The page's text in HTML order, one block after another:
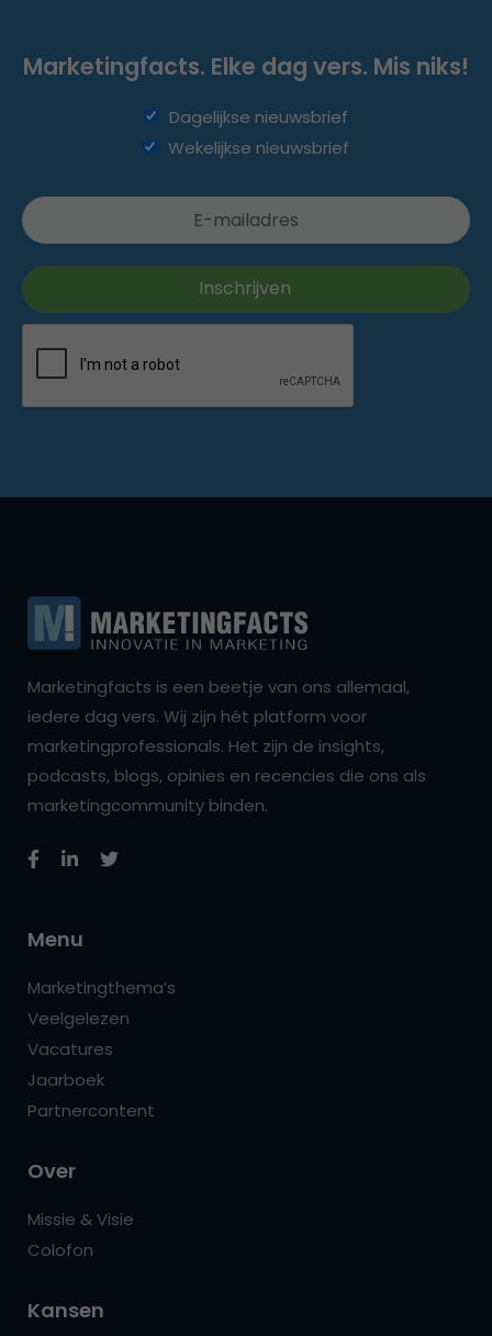
Marketingfacts. Elke dag vers. Mis niks!
Dagelijkse nieuwsbrief
Wekelijkse nieuwsbrief
Marketingfacts is een beetje van ons allemaal,
iedere dag vers. Wij zijn hét platform voor
marketingprofessionals. Het zijn de insights,
podcasts, blogs, opinies en recencies die ons als
marketingcommunity binden.
Menu
Marketingthema’s
Veelgelezen
Vacatures
Jaarboek
Partnercontent
Over
Missie & Visie
Colofon
Kansen